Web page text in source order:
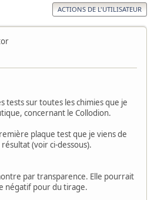
ACTIONS DE L'UTILISATEUR
tests sur toutes les chimies que je
concernant le Collodion.
plaque test que je viens de
(voir ci-dessous).
par transparence. Elle pourrait
négatif pour du tirage.